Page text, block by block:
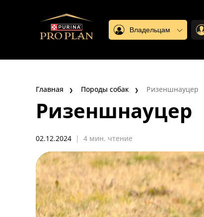
Владельцам
Главная Породы собак Ризеншнауцер
Ризеншнауцер
02.12.2024 | 4 мин. чтение